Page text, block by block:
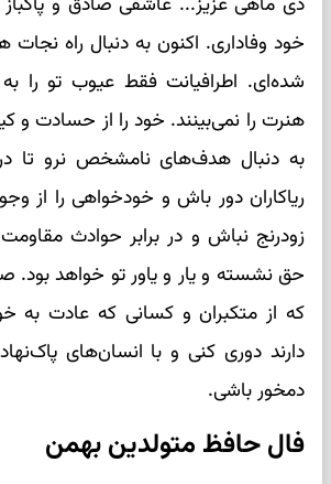
خود وفاداری. اکنون به دنبال راه
شده‌ای. اطرافیانت فقط عیوب تو را
هنرت را نمی‌بینند. خود را از حسادت و
به دنبال هدف‌های نامشخص نرو تا در
ریاکاران دور باش و خودخواهی را از
زودرنج نباش و در برابر حوادث
حق نشسته و یار و یاور تو خواهد بود.
که از متکبران و کسانی که عادت به
دارند دوری کنی و با انسان‌های
دمخور باشی.
فال حافظ متولدین بهمن